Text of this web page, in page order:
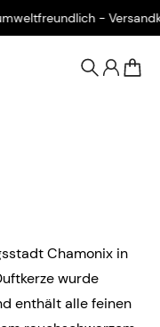
-
Chamonix in
wurde
enthält alle feinen